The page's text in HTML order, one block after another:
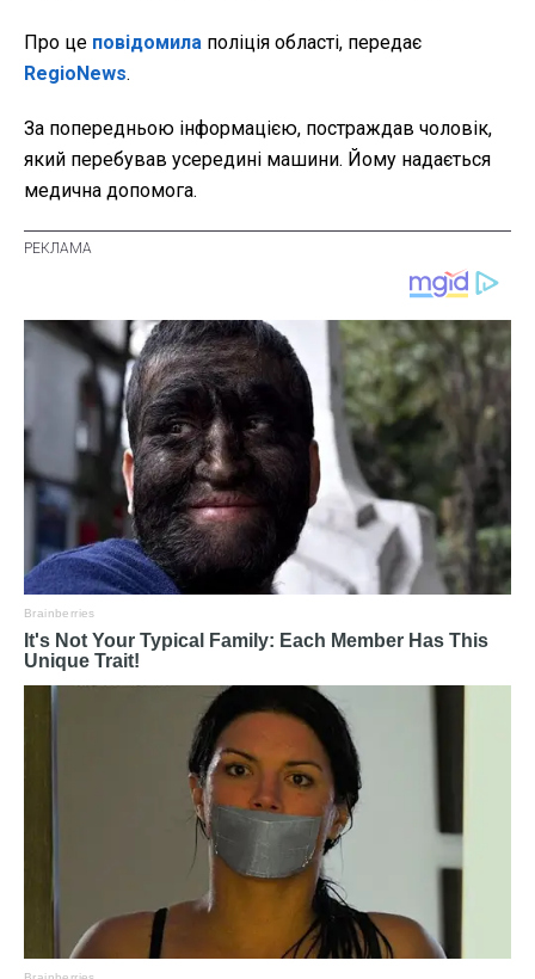
Про це повідомила поліція області, передає
RegioNews.
За попередньою інформацією, постраждав чоловік,
який перебував усередині машини. Йому надається
медична допомога.